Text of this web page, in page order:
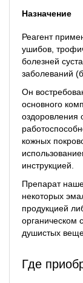
Назначение
Реагент
ушибов,
болезней
заболеваний
Он
основного
оздоровления
кожных
инструкцией.
Препарат
некоторых
продукцией
органическом
душистых
Где